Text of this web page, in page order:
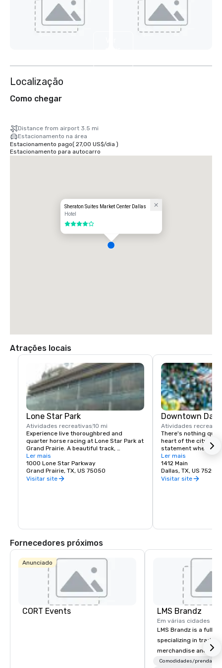
Localização
Como chegar
Distance from airport 3.5 mi
Estacionamento na área
Estacionamento pago( 27,00 US$/dia )
Estacionamento para autocarro
Sheraton Suites Market Center Dallas
Hotel
4 de 5
Atrações locais
Lone Star Park
Atividades recreativas10 mi
Experience live thoroughbred and
quarter horse racing at Lone Star Park at
Grand Prairie. A beautiful track,
clubhouse and viewing facilities are
home to the 2004 Breeders Cup and
other racing events throughout the year.
Lone Star Park is open 363 days per year
Ler mais
1000 Lone Star Parkway
Grand Prairie, TX, US 75050
Visitar site
Downtown
Atividades
There's nothing
heart of the city" is
statement when
Unparalleled access
competitive lease
investments by the
sectors make
Ler mais
1412 Main
Dallas, TX, US 75202
Visitar site
Fornecedores próximos
Anunciado
CORT Events LMS Brandz
Em várias cidades
LMS Brandz is a full-
specializing in trade
merchandise and
booth giveaways and
Comodidades/prendas